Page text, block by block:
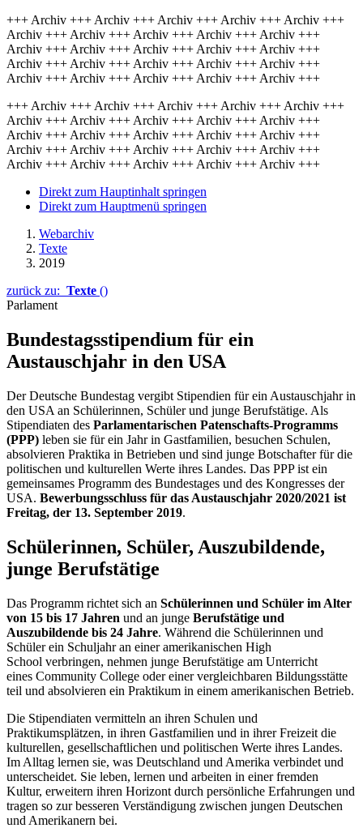
+++ Archiv +++ Archiv +++ Archiv +++ Archiv +++ Archiv +++
Archiv +++ Archiv +++ Archiv +++ Archiv +++ Archiv +++
Archiv +++ Archiv +++ Archiv +++ Archiv +++ Archiv +++
Archiv +++ Archiv +++ Archiv +++ Archiv +++ Archiv +++
Archiv +++ Archiv +++ Archiv +++ Archiv +++ Archiv +++
+++ Archiv +++ Archiv +++ Archiv +++ Archiv +++ Archiv +++
Archiv +++ Archiv +++ Archiv +++ Archiv +++ Archiv +++
Archiv +++ Archiv +++ Archiv +++ Archiv +++ Archiv +++
Archiv +++ Archiv +++ Archiv +++ Archiv +++ Archiv +++
Archiv +++ Archiv +++ Archiv +++ Archiv +++ Archiv +++
Direkt zum Hauptinhalt springen
Direkt zum Hauptmenü springen
Webarchiv
Texte
2019
zurück zu: Texte ()
Parlament
Bundestagsstipendium für ein
Austauschjahr in den USA
Der Deutsche Bundestag vergibt Stipendien für ein Austauschjahr in
den USA an Schülerinnen, Schüler und junge Berufstätige. Als
Stipendiaten des Parlamentarischen Patenschafts-Programms
(PPP) leben sie für ein Jahr in Gastfamilien, besuchen Schulen,
absolvieren Praktika in Betrieben und sind junge Botschafter für die
politischen und kulturellen Werte ihres Landes. Das PPP ist ein
gemeinsames Programm des Bundestages und des Kongresses der
USA. Bewerbungsschluss für das Austauschjahr 2020/2021 ist
Freitag, der 13. September 2019.
Schülerinnen, Schüler, Auszubildende,
junge Berufstätige
Das Programm richtet sich an Schülerinnen und Schüler im Alter
von 15 bis 17 Jahren und an junge Berufstätige und
Auszubildende bis 24 Jahre. Während die Schülerinnen und
Schüler ein Schuljahr an einer amerikanischen High
School verbringen, nehmen junge Berufstätige am Unterricht
eines Community College oder einer vergleichbaren Bildungsstätte
teil und absolvieren ein Praktikum in einem amerikanischen Betrieb.
Die Stipendiaten vermitteln an ihren Schulen und
Praktikumsplätzen, in ihren Gastfamilien und in ihrer Freizeit die
kulturellen, gesellschaftlichen und politischen Werte ihres Landes.
Im Alltag lernen sie, was Deutschland und Amerika verbindet und
unterscheidet. Sie leben, lernen und arbeiten in einer fremden
Kultur, erweitern ihren Horizont durch persönliche Erfahrungen und
tragen so zur besseren Verständigung zwischen jungen Deutschen
und Amerikanern bei.